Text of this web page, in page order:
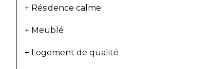
+ Résidence calme
+ Meublé
+ Logement de qualité